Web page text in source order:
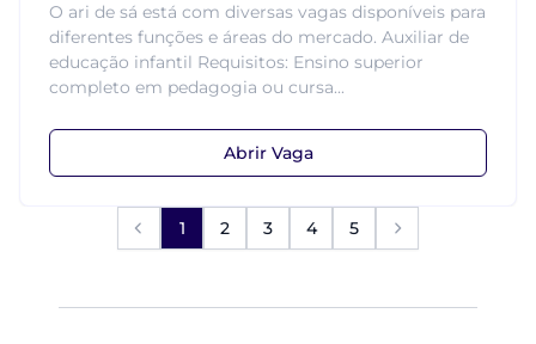
O ari de sá está com diversas vagas disponíveis para
diferentes funções e áreas do mercado. Auxiliar de
educação infantil Requisitos: Ensino superior
completo em pedagogia ou cursa...
Abrir Vaga
1 2 3 4 5